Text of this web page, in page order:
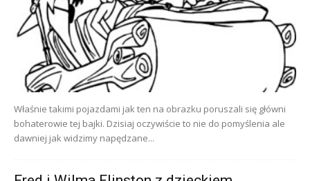
Właśnie takimi pojazdami jak ten na obrazku poruszali się główni
bohaterowie tej bajki. Dzisiaj oczywiście to nie do pomyślenia ale
dawniej jak widzimy napędzane...